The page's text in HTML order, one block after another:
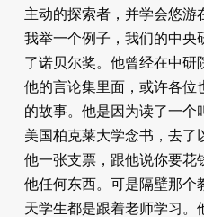
主动的探索者，并学会悠游
我举一个例子，我们的中央
了诺贝尔奖。他曾经在中研
他的言论集里面，或许各位
的故事。他是因为读了一个
美国柏克莱大学念书，去了
他一张支票，跟他说你要花
他任何东西。可是隔壁那个
天学生都是跟着老师学习。